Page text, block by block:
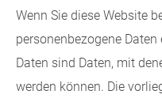
Wenn Sie diese Website
personenbezogene
Daten sind Daten, mit
werden können. Die